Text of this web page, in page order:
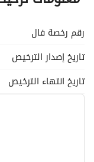
رقم رخصة فال
تاريخ إصدار الترخيص
تاريخ انتهاء الترخيص